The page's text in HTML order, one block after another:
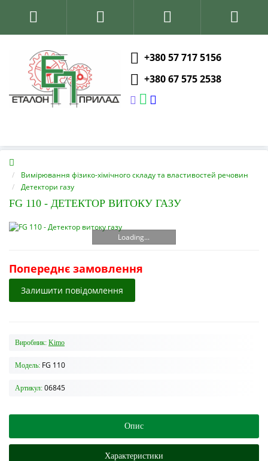
+380 57 717 5156
+380 67 575 2538
Вимірювання фізико-хімічного складу та властивостей речовин
Детектори газу
FG 110 - ДЕТЕКТОР ВИТОКУ ГАЗУ
Loading...
Попереднє замовлення
Залишити повідомлення
Виробник: Kimo
Модель: FG 110
Артикул: 06845
Опис
Характеристики